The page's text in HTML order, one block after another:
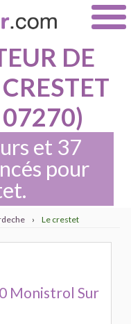
DE
07270)
et 37
pour
› Le crestet
Monistrol Sur